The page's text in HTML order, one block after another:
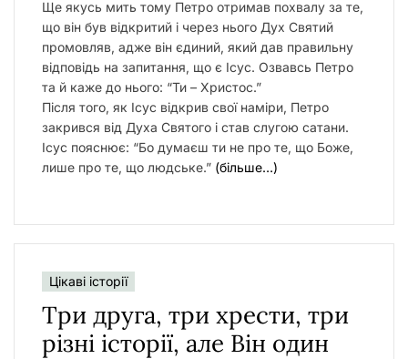
Ще якусь мить тому Петро отримав похвалу за те,
що він був відкритий і через нього Дух Святий
промовляв, адже він єдиний, який дав правильну
відповідь на запитання, що є Ісус. Озвавсь Петро
та й каже до нього: “Ти – Христос.”
Після того, як Ісус відкрив свої наміри, Петро
закрився від Духа Святого і став слугою сатани.
Ісус пояснює: “Бо думаєш ти не про те, що Боже,
лише про те, що людське.” (більше…)
Цікаві історії
Три друга, три хрести, три
різні історії, але Він один